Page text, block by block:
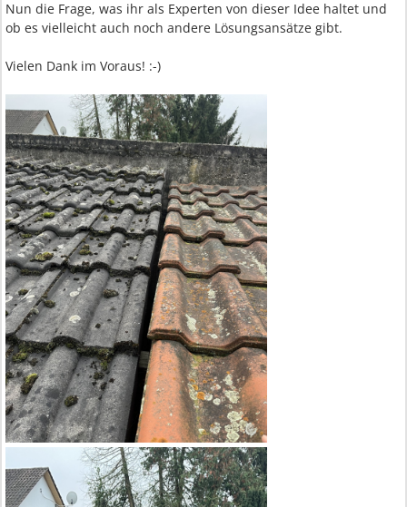
Nun die Frage, was ihr als Experten von dieser Idee haltet und
ob es vielleicht auch noch andere Lösungsansätze gibt.
Vielen Dank im Voraus! :-)